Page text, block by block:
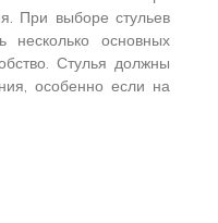
При выборе стульев
несколько основных
Стулья должны
особенно если на